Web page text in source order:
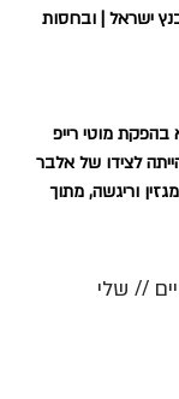
ישראל | ובחסות
מוטי רייפ
לצידו של אלבר
וריגשה, מתוך
// שלי